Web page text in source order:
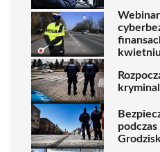
kwietniu